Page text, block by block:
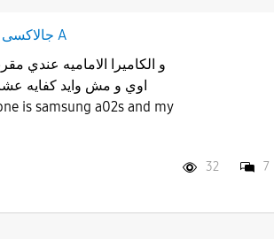
جالاكسى A
اوي و مش وايد كفايه
32 7